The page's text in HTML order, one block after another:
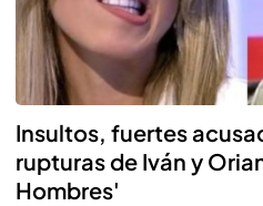
Insultos, fuertes
rupturas de Iván y
Hombres'